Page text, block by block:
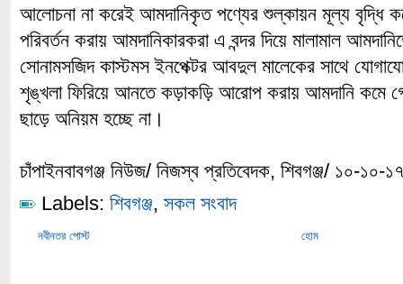
আলোচনা না করেই আমদানিকৃত পণ্যের শুল্কায়ন মূল্য বৃদ্ধি
পরিবর্তন করায় আমদানিকারকরা এ বন্দর দিয়ে মালামাল
সোনামসজিদ কাস্টমস ইনপেক্টর আবদুল মালেকের সাথে
শৃঙ্খলা ফিরিয়ে আনতে কড়াকড়ি আরোপ করায় আমদানি কমে
ছাড়ে অনিয়ম হচ্ছে না।
চাঁপাইনবাবগঞ্জ নিউজ/ নিজস্ব প্রতিবেদক, শিবগঞ্জ/ ১০-১০-১৭
Labels: শিবগঞ্জ, সকল সংবাদ
নবীনতর পোস্ট হোম